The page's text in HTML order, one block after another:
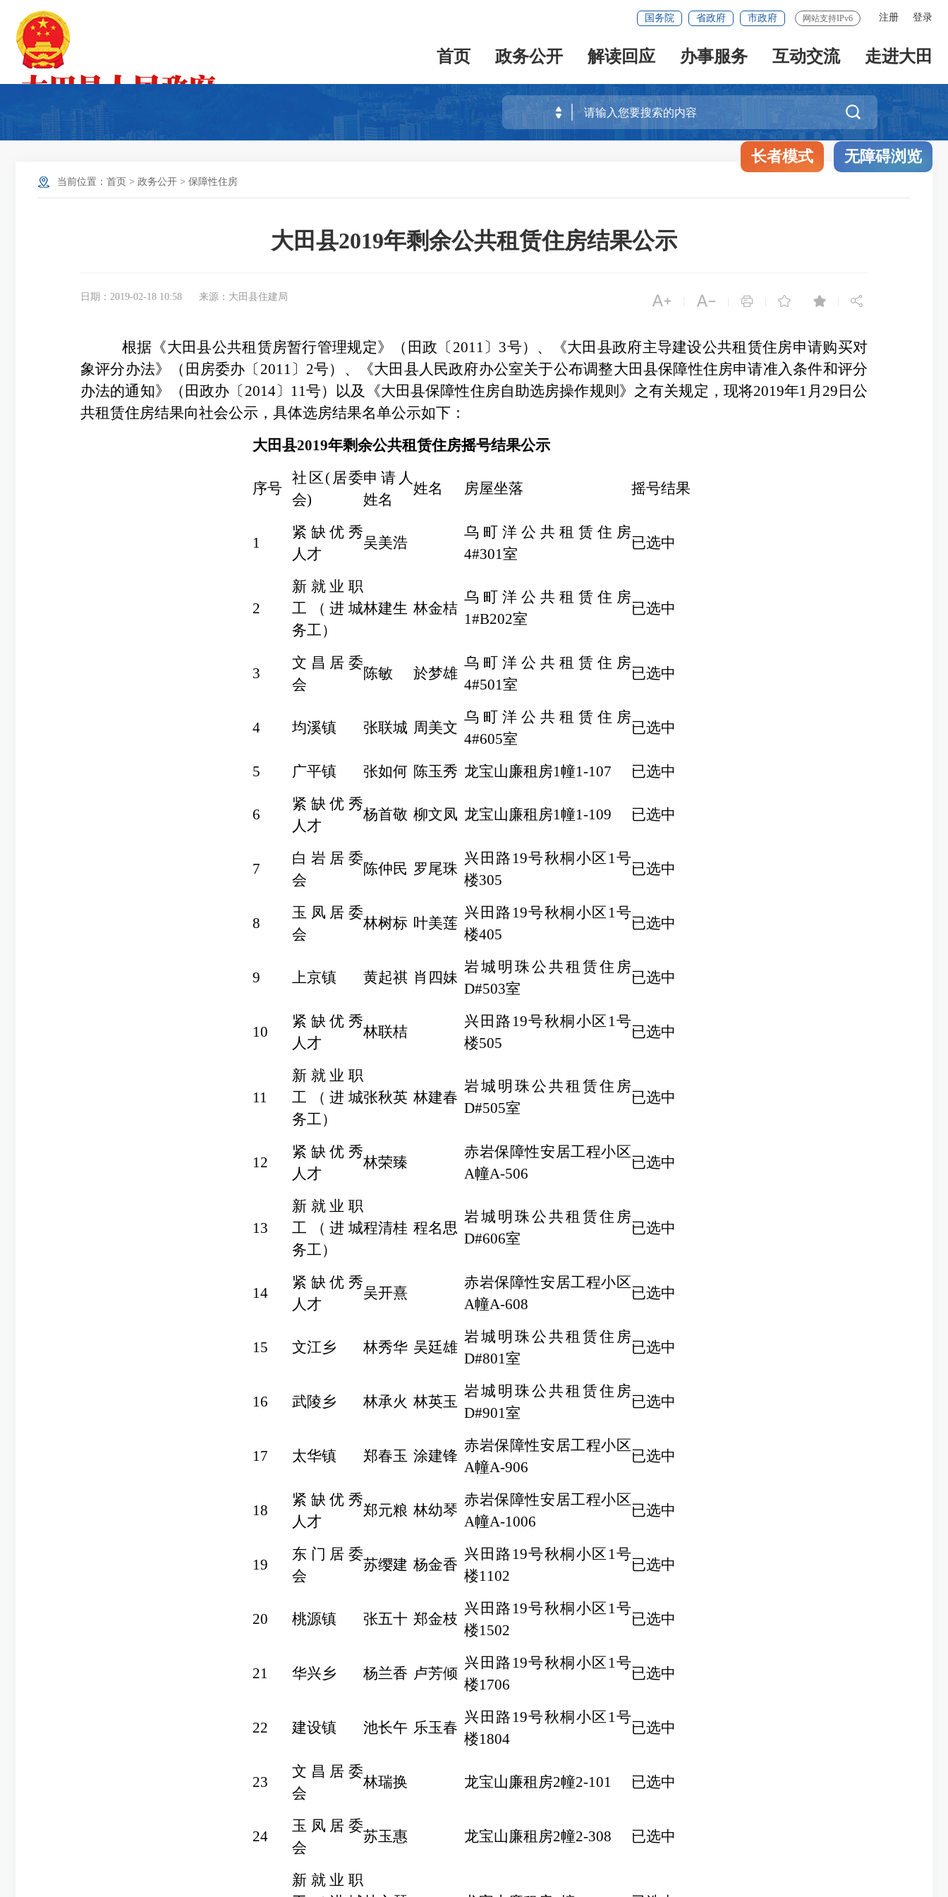
注册 登录
国务院 省政府 市政府 网站支持IPv6
首页 政务公开 解读回应 办事服务 互动交流 走进大田

长者模式 无障碍浏览
当前位置： 首页 > 政务公开 > 保障性住房
大田县2019年剩余公共租赁住房结果公示
日期：2019-02-18 10:58 来源：大田县住建局      
根据《大田县公共租赁房暂行管理规定》（田政〔 2011〕3号）、《大田县政府主导建设公共租赁住房申请购买对
象评分办法》（田房委办〔2011〕2号）、《大田县人民政府办公室关于公布调整大田县保障性住房申请准入条件和评分
办法的通知》（田政办〔2014〕11号）以及《大田县保障性住房自助选房操作规则》之有关规定，现将2019年1月29日公
共租赁住房结果向社会公示，具体选房结果名单公示如下：
大田县2019年剩余公共租赁住房摇号结果公示
序号
社区(居委
会)
申请人
姓名
姓名 房屋坐落 摇号结果
1
紧缺优秀
人才
吴美浩
乌町洋公共租赁住房
4#301室
已选中
2
新就业职
工（进城
务工）
林建生 林金桔
乌町洋公共租赁住房
1#B202室
已选中
3
文昌居委
会
陈敏 於梦雄
乌町洋公共租赁住房
4#501室
已选中
4 均溪镇 张联城 周美文
乌町洋公共租赁住房
4#605室
已选中
5 广平镇 张如何 陈玉秀 龙宝山廉租房1幢1-107 已选中
6
紧缺优秀
人才
杨首敬 柳文凤 龙宝山廉租房1幢1-109 已选中
7
白岩居委
会
陈仲民 罗尾珠
兴田路19号秋桐小区1号
楼305
已选中
8
玉凤居委
会
林树标 叶美莲
兴田路19号秋桐小区1号
楼405
已选中
9 上京镇 黄起祺 肖四妹
岩城明珠公共租赁住房
D#503室
已选中
10
紧缺优秀
人才
林联桔
兴田路19号秋桐小区1号
楼505
已选中
11
新就业职
工（进城
务工）
张秋英 林建春
岩城明珠公共租赁住房
D#505室
已选中
12
紧缺优秀
人才
林荣臻
赤岩保障性安居工程小区
A幢A-506
已选中
13
新就业职
工（进城
务工）
程清桂 程名思
岩城明珠公共租赁住房
D#606室
已选中
14
紧缺优秀
人才
吴开熹
赤岩保障性安居工程小区
A幢A-608
已选中
15 文江乡 林秀华 吴廷雄
岩城明珠公共租赁住房
D#801室
已选中
16 武陵乡 林承火 林英玉
岩城明珠公共租赁住房
D#901室
已选中
17 太华镇 郑春玉 涂建锋
赤岩保障性安居工程小区
A幢A-906
已选中
18
紧缺优秀
人才
郑元粮 林幼琴
赤岩保障性安居工程小区
A幢A-1006
已选中
19
东门居委
会
苏缨建 杨金香
兴田路19号秋桐小区1号
楼1102
已选中
20 桃源镇 张五十 郑金枝
兴田路19号秋桐小区1号
楼1502
已选中
21 华兴乡 杨兰香 卢芳倾
兴田路19号秋桐小区1号
楼1706
已选中
22 建设镇 池长午 乐玉春
兴田路19号秋桐小区1号
楼1804
已选中
23
文昌居委
会
林瑞换 龙宝山廉租房2幢2-101 已选中
24
玉凤居委
会
苏玉惠 龙宝山廉租房2幢2-308 已选中
新就业职